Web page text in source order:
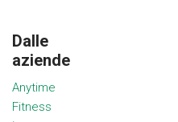
Dalle
aziende
Anytime
Fitness